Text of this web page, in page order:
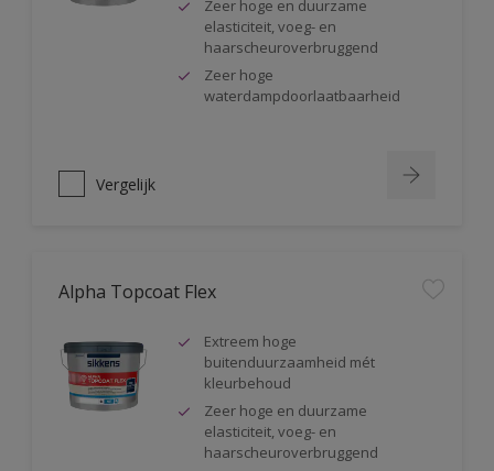
Zeer hoge en duurzame
elasticiteit, voeg- en
haarscheuroverbruggend
Zeer hoge
waterdampdoorlaatbaarheid
Vergelijk
Alpha Topcoat Flex
Extreem hoge
buitenduurzaamheid mét
kleurbehoud
Zeer hoge en duurzame
elasticiteit, voeg- en
haarscheuroverbruggend